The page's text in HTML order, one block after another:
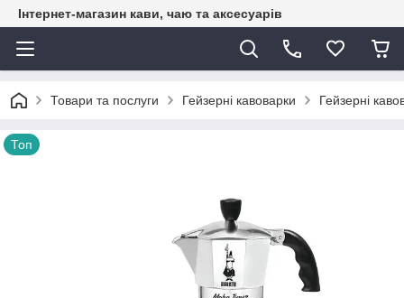
Інтернет-магазин кави, чаю та аксесуарів
Товари та послуги Гейзерні кавоварки Гейзерні
Топ